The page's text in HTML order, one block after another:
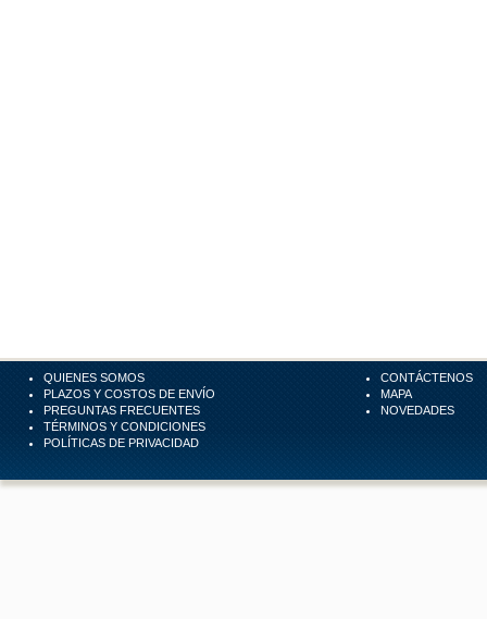
QUIENES SOMOS
PLAZOS Y COSTOS DE ENVÍO
PREGUNTAS FRECUENTES
TÉRMINOS Y CONDICIONES
POLÍTICAS DE PRIVACIDAD
CONTÁCTENOS
MAPA
NOVEDADES